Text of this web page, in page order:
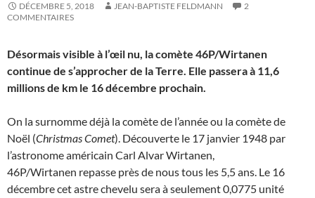
DÉCEMBRE 5, 2018 JEAN-BAPTISTE FELDMANN
2
COMMENTAIRES
Désormais visible à l’œil nu, la comète 46P/Wirtanen
continue de s’approcher de la Terre. Elle passera à 11,6
millions de km le 16 décembre prochain.
On la surnomme déjà la comète de l’année ou la comète de
Noël (Christmas Comet). Découverte le 17 janvier 1948 par
l’astronome américain Carl Alvar Wirtanen,
46P/Wirtanen repasse près de nous tous les 5,5 ans. Le 16
décembre cet astre chevelu sera à seulement 0,0775 unité